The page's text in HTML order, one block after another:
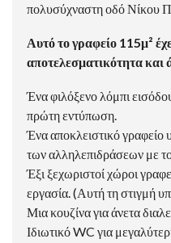
πολυσύχναστη οδό Νίκου
Αυτό το γραφείο 115μ²
αποτελεσματικότητα
Ένα φιλόξενο λόμπι
πρώτη εντύπωση.
Ένα αποκλειστικό γραφείο
των αλληλεπιδράσεων με
Έξι ξεχωριστοί χώροι
εργασία. (Αυτή τη στιγμή
Μια κουζίνα για άνετα
Ιδιωτικό WC για